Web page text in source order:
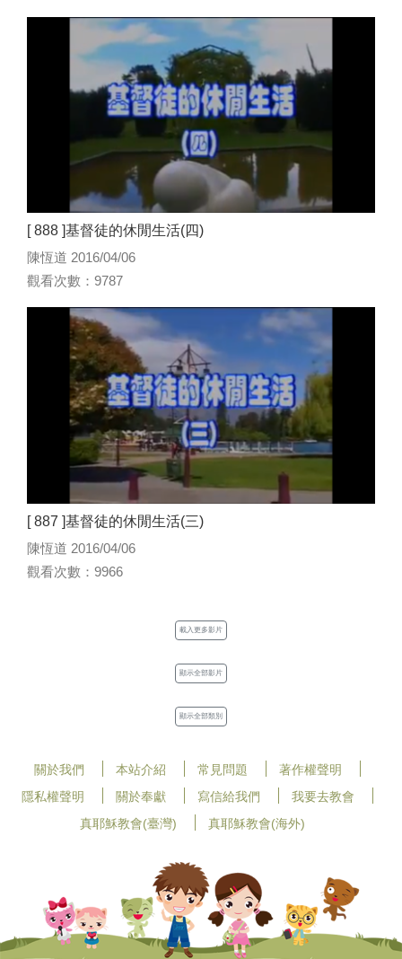
[ 888 ]基督徒的休閒生活(四)
陳恆道 2016/04/06
觀看次數：9787
[ 887 ]基督徒的休閒生活(三)
陳恆道 2016/04/06
觀看次數：9966
載入更多影片
顯示全部影片
顯示全部類別
關於我們 本站介紹 常見問題
著作權聲明
隱私權聲明
關於奉獻 寫信給我們
我要去教會
真耶穌教會(臺灣)
真耶穌教會(海外)